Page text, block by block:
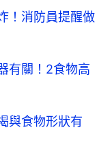
！消防員提醒做
有關！2食物高
與食物形狀有